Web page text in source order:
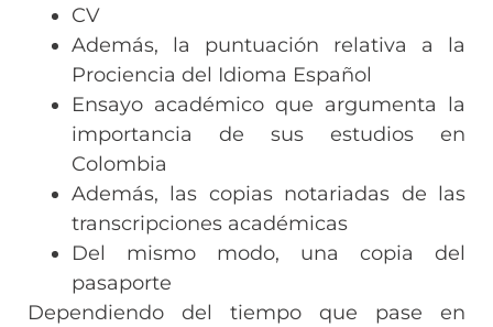
CV
Además, la puntuación relativa a la
Prociencia del Idioma Español
Ensayo académico que argumenta la
importancia de sus estudios en
Colombia
Además, las copias notariadas de las
transcripciones académicas
Del mismo modo, una copia del
pasaporte
Dependiendo del tiempo que pase en